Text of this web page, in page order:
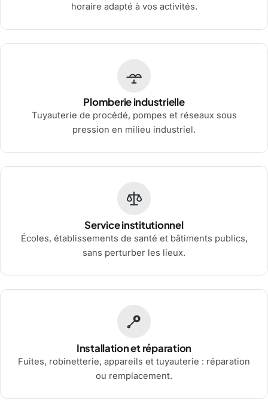
horaire adapté à vos activités.
Plomberie industrielle
Tuyauterie de procédé, pompes et réseaux sous
pression en milieu industriel.
Service institutionnel
Écoles, établissements de santé et bâtiments publics,
sans perturber les lieux.
Installation et réparation
Fuites, robinetterie, appareils et tuyauterie : réparation
ou remplacement.